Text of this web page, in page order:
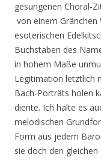
gesungenen Choral-
von einem Gränchen
esoterischen
Buchstaben des
in hohem Maße
Legitimation letztlich
Bach-Porträts holen
diente. Ich halte es
melodischen
Form aus jedem
sie doch den